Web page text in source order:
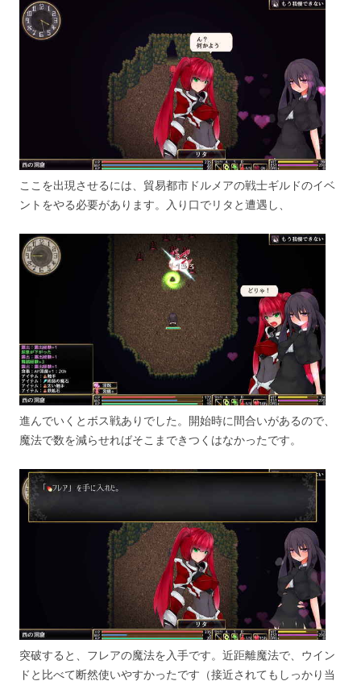
ここを出現させるには、貿易都市ドルメアの戦士ギルドのイベ
ントをやる必要があります。入り口でリタと遭遇し、
進んでいくとボス戦ありでした。開始時に間合いがあるので、
魔法で数を減らせればそこまできつくはなかったです。
突破すると、フレアの魔法を入手です。近距離魔法で、ウイン
ドと比べて断然使いやすかったです（接近されてもしっかり当